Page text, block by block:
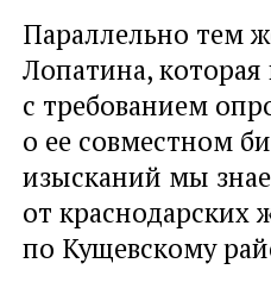
Параллельно тем
Лопатина, которая
с требованием
о ее совместном
изысканий мы
от
по Кущевскому